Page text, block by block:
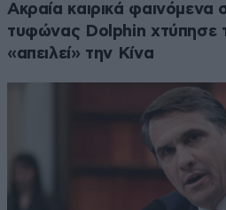
Ακραία καιρικά φαινόμενα
τυφώνας Dolphin χτύπησε
«απειλεί» την Κίνα